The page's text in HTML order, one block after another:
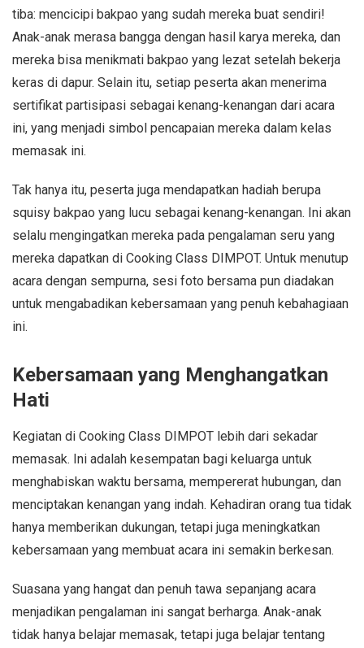
tiba: mencicipi bakpao yang sudah mereka buat sendiri!
Anak-anak merasa bangga dengan hasil karya mereka, dan
mereka bisa menikmati bakpao yang lezat setelah bekerja
keras di dapur. Selain itu, setiap peserta akan menerima
sertifikat partisipasi sebagai kenang-kenangan dari acara
ini, yang menjadi simbol pencapaian mereka dalam kelas
memasak ini.
Tak hanya itu, peserta juga mendapatkan hadiah berupa
squisy bakpao yang lucu sebagai kenang-kenangan. Ini akan
selalu mengingatkan mereka pada pengalaman seru yang
mereka dapatkan di Cooking Class DIMPOT. Untuk menutup
acara dengan sempurna, sesi foto bersama pun diadakan
untuk mengabadikan kebersamaan yang penuh kebahagiaan
ini.
Kebersamaan yang Menghangatkan
Hati
Kegiatan di Cooking Class DIMPOT lebih dari sekadar
memasak. Ini adalah kesempatan bagi keluarga untuk
menghabiskan waktu bersama, mempererat hubungan, dan
menciptakan kenangan yang indah. Kehadiran orang tua tidak
hanya memberikan dukungan, tetapi juga meningkatkan
kebersamaan yang membuat acara ini semakin berkesan.
Suasana yang hangat dan penuh tawa sepanjang acara
menjadikan pengalaman ini sangat berharga. Anak-anak
tidak hanya belajar memasak, tetapi juga belajar tentang